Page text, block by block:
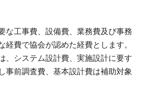
な工事費、設備費、業務費及び事務
経費で協会が認めた経費とします。
、システム設計費、実施設計に要す
事前調査費、基本設計費は補助対象